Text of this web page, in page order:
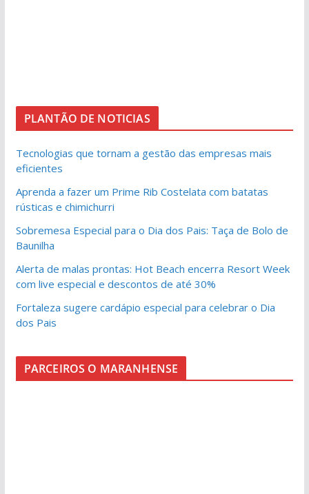
PLANTÃO DE NOTICIAS
Tecnologias que tornam a gestão das empresas mais
eficientes
Aprenda a fazer um Prime Rib Costelata com batatas
rústicas e chimichurri
Sobremesa Especial para o Dia dos Pais: Taça de Bolo de
Baunilha
Alerta de malas prontas: Hot Beach encerra Resort Week
com live especial e descontos de até 30%
Fortaleza sugere cardápio especial para celebrar o Dia
dos Pais
PARCEIROS O MARANHENSE